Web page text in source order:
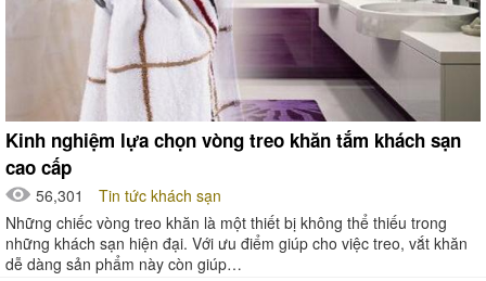
Kinh nghiệm lựa chọn vòng treo khăn tắm khách sạn
cao cấp
56,301
Tin tức khách sạn
Những chiếc vòng treo khăn là một thiết bị không thể thiếu trong
những khách sạn hiện đại. Với ưu điểm giúp cho việc treo, vắt khăn
dễ dàng sản phẩm này còn giúp…